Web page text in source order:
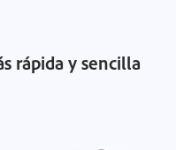
rápida y sencilla